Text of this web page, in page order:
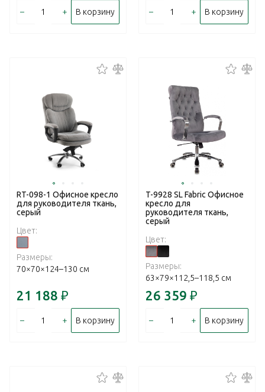
– + В корзину – + В корзину
RT-098-1 Офисное кресло
для руководителя ткань,
серый
Цвет:
Размеры:
70×70×124–130 см
21 188 ₽
– + В корзину
T-9928 SL Fabric Офисное
кресло для
руководителя ткань,
серый
Цвет:
Размеры:
63×79×112,5–118,5 см
26 359 ₽
– + В корзину